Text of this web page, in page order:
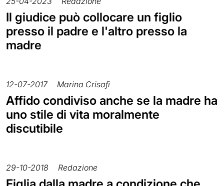
Il giudice può collocare un figlio
presso il padre e l'altro presso la
madre
12-07-2017 Marina Crisafi
Affido condiviso anche se la madre ha
uno stile di vita moralmente
discutibile
29-10-2018 Redazione